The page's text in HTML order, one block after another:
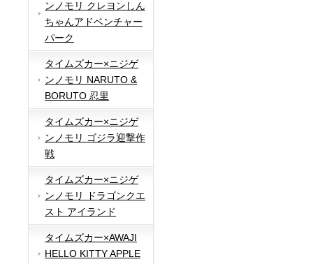
ンノモリ クレヨンしん
ちゃんアドベンチャー
パーク
タイムズカー×ニジゲ
ンノモリ NARUTO &
BORUTO 忍里
タイムズカー×ニジゲ
ンノモリ ゴジラ迎撃作
戦
タイムズカー×ニジゲ
ンノモリ ドラゴンクエ
スト アイランド
タイムズカー×AWAJI
HELLO KITTY APPLE